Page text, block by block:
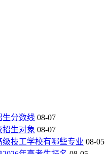
生分数线 08-07
生对象 08-07
技工学校有哪些专业 08-05